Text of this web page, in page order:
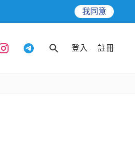
我同意
登入 註冊